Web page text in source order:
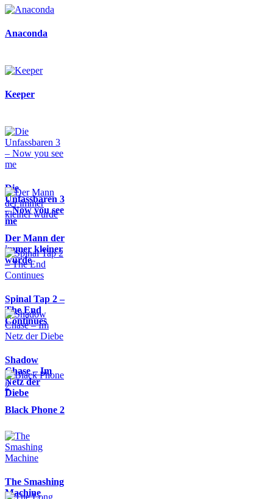
Anaconda
Keeper
Die
Unfassbaren 3
– Now you see
me
Der Mann der
immer kleiner
wurde
Spinal Tap 2 –
The End
Continues
Shadow
Chase – Im
Netz der
Diebe
Black Phone 2
The Smashing
Machine